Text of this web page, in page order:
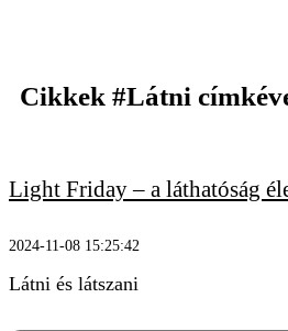
Cikkek #Látni
Light Friday – a láthatóság
2024-11-08 15:25:42
Látni és látszani